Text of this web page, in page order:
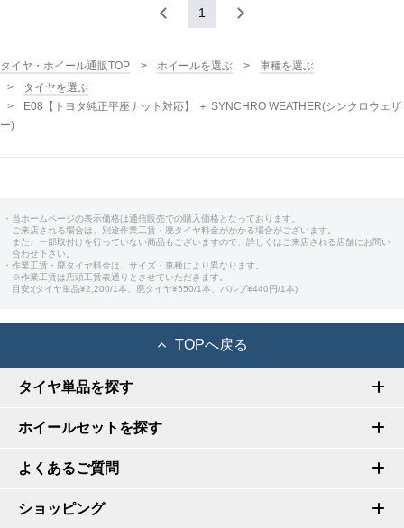
1
タイヤ・ホイール通販TOP ホイールを選ぶ
車種を選ぶ
タイヤを選ぶ
E08【トヨタ純正平座ナット対応】 ＋ SYNCHRO WEATHER(シンクロウェザ
ー)
・当ホームページの表示価格は通信販売での購入価格となっております。
ご来店される場合は、別途作業工賃・廃タイヤ料金がかかる場合がございます。
また、一部取付けを行っていない商品もございますので、詳しくはご来店される店舗にお問い
合わせ下さい。
・作業工賃・廃タイヤ料金は、サイズ・車種により異なります。
※作業工賃は店頭工賃表通りとさせていただきます。
目安:(タイヤ単品¥2,200/1本、廃タイヤ¥550/1本、バルブ¥440円/1本)
TOPへ戻る
タイヤ単品を探す
ホイールセットを探す
よくあるご質問
ショッピング